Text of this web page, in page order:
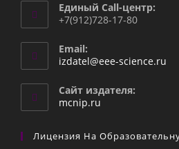
Единый Call-центр:
+7(912)728-17-80
Email:
izdatel@eee-science.ru
Сайт издателя:
mcnip.ru
Лицензия На